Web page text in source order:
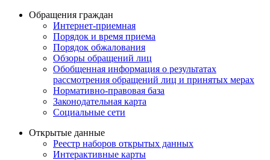
Обращения граждан
Интернет-приемная
Порядок и время приема
Порядок обжалования
Обзоры обращений лиц
Обобщенная информация о результатах
рассмотрения обращений лиц и принятых мерах
Нормативно-правовая база
Законодательная карта
Социальные сети
Открытые данные
Реестр наборов открытых данных
Интерактивные карты